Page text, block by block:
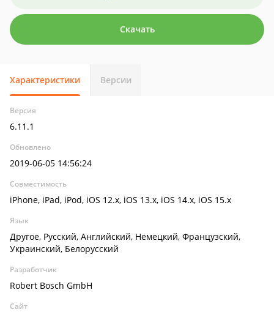
Скачать
Характеристики Версии
Версия
6.11.1
Обновлено
2019-06-05 14:56:24
Совместимость
iPhone, iPad, iPod, iOS 12.x, iOS 13.x, iOS 14.x, iOS 15.x
Язык
Другое, Русский, Английский, Немецкий, Французский,
Украинский, Белорусский
Разработчик
Robert Bosch GmbH
Сайт